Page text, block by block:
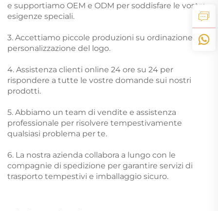
e supportiamo OEM e ODM per soddisfare le vostre
esigenze speciali.
3. Accettiamo piccole produzioni su ordinazione e
personalizzazione del logo.
4. Assistenza clienti online 24 ore su 24 per
rispondere a tutte le vostre domande sui nostri
prodotti.
5. Abbiamo un team di vendite e assistenza
professionale per risolvere tempestivamente
qualsiasi problema per te.
6. La nostra azienda collabora a lungo con le
compagnie di spedizione per garantire servizi di
trasporto tempestivi e imballaggio sicuro.